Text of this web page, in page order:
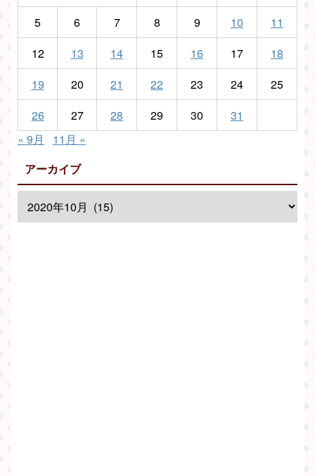
5
6 7 8 9 10
11
12
13 14 15 16 17
18
19
20 21 22 23 24
25
26
27 28 29 30
31
« 9月
11月 »
アーカイブ